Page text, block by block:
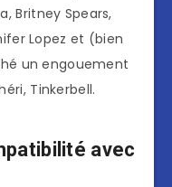
Britney Spears,
Lopez et (bien
un engouement
Tinkerbell.
avec